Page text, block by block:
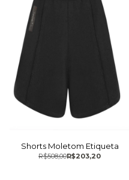
Shorts Moletom Etiqueta
R$203,20
R$508,00